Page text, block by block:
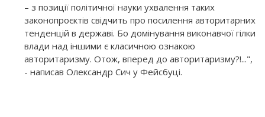
– з позиції політичної науки ухвалення таких
законопроєктів свідчить про посилення авторитарних
тенденцій в державі. Бо домінування виконавчої гілки
влади над іншими є класичною ознакою
авторитаризму. Отож, вперед до авторитаризму?!...",
- написав Олександр Сич у Фейсбуці.